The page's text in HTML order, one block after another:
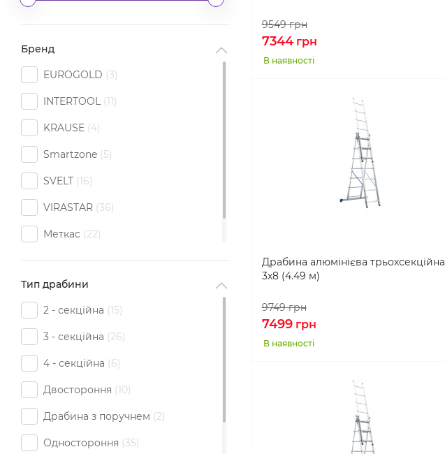
Бренд
EUROGOLD 3
INTERTOOL 11
KRAUSE 4
Smartzone 5
SVELT 16
VIRASTAR 36
Меткас 22
Тип драбини
2 - секційна 15
3 - секційна 26
4 - секційна 6
Двостороння 10
Драбина з поручнем 2
Одностороння 35
9549грн
7344грн
В наявності
Драбина алюмінієва трьохсекційна
3х8 (4.49 м)
9749грн
7499грн
В наявності